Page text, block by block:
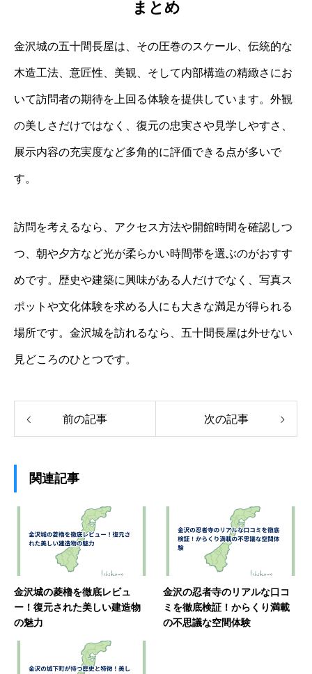
まとめ
金沢城の五十間長屋は、その圧巻のスケール、伝統的な
木造工法、意匠性、美観、そして内部構造の精緻さにお
いて訪問者の期待を上回る体験を提供しています。外観
の美しさだけではなく、復元の忠実さや見学しやすさ、
展示内容の充実度など多角的に評価できる点が多いで
す。
訪問を考えるなら、アクセス方法や開館時間を確認しつ
つ、朝や夕方など光が柔らかい時間帯を選ぶのがおすす
めです。歴史や建築に興味がある人だけでなく、写真ス
ポットや文化体験を求める人にも大きな満足が得られる
場所です。金沢城を訪れるなら、五十間長屋は外せない
見どころのひとつです。
前の記事 次の記事
関連記事
金沢城の菱櫓を徹底レビュ
ー！復元された美しい建造物
の魅力
金沢の忍者寺のリアルな口コ
ミを徹底検証！からくり満載
の不思議な空間体験